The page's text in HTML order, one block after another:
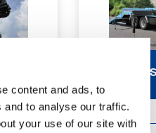
content and ads, to
to analyse our traffic.
your use of our site with
PM 48.5